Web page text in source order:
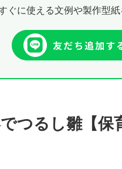
ぐに使える文例や製作型紙
でつるし雛【